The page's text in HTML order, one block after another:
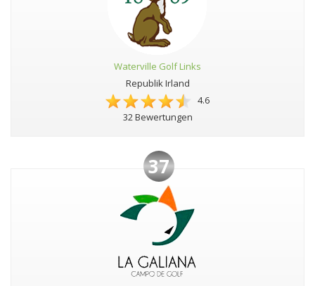
Waterville Golf Links
Republik Irland
4.6
32 Bewertungen
37